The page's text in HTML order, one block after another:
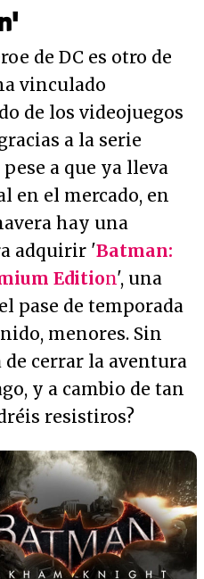
de DC es otro de
vinculado
de los videojuegos
a la serie
pese a que ya lleva
en el mercado, en
hay una
adquirir 'Batman:
Edition', una
pase de temporada
menores. Sin
cerrar la aventura
y a cambio de tan
resistiros?